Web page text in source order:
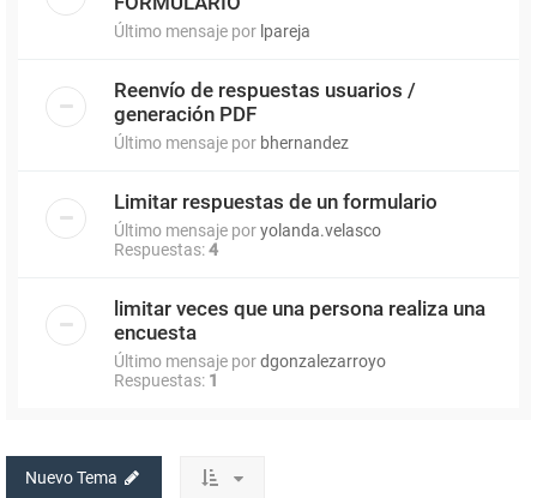
Último mensaje por lpareja
Reenvío de respuestas usuarios /
generación PDF
Último mensaje por bhernandez
Limitar respuestas de un formulario
Último mensaje poryolanda.velasco
Respuestas:4
limitar veces que una persona realiza una
encuesta
Último mensaje pordgonzalezarroyo
Respuestas: 1
Nuevo Tema